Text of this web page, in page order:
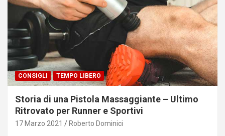
CONSIGLI TEMPO LIBERO
Storia di una Pistola Massaggiante – Ultimo
Ritrovato per Runner e Sportivi
17 Marzo 2021 Roberto Dominici